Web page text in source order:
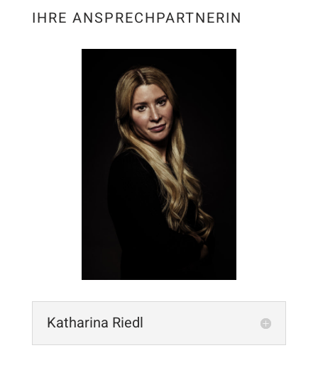
IHRE ANSPRECHPARTNERIN
Katharina Riedl